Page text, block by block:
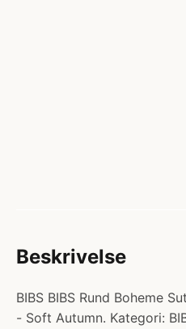
Beskrivelse
BIBS BIBS Rund Boheme
- Soft Autumn. Kategori: